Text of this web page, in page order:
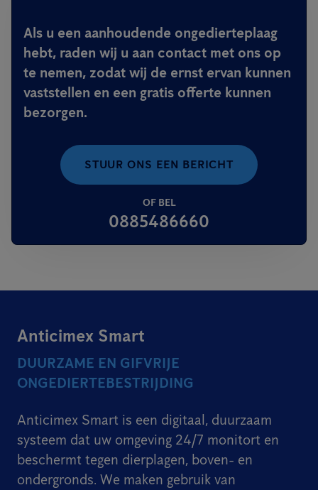
Als u een aanhoudende ongedierteplaag
hebt, raden wij u aan contact met ons op
te nemen, zodat wij de ernst ervan kunnen
vaststellen en een gratis offerte kunnen
bezorgen.
STUUR ONS EEN BERICHT
OF BEL
0885486660
Anticimex Smart
DUURZAME EN GIFVRIJE
ONGEDIERTEBESTRIJDING
Anticimex Smart is een digitaal, duurzaam
systeem dat uw omgeving 24/7 monitort en
beschermt tegen dierplagen, boven- en
ondergronds. We maken gebruik van